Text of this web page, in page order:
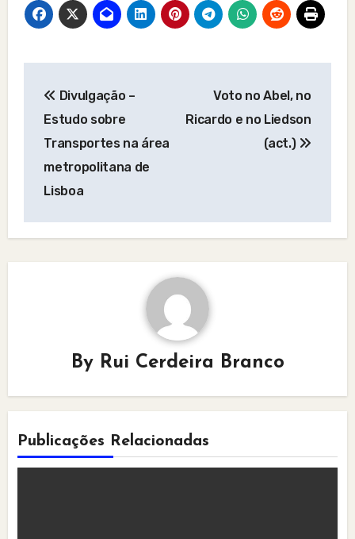
navigation
Divulgação –
Estudo sobre
Transportes na área
metropolitana de
Lisboa
Voto no Abel, no
Ricardo e no Liedson
(act.)
By Rui Cerdeira Branco
Publicações Relacionadas